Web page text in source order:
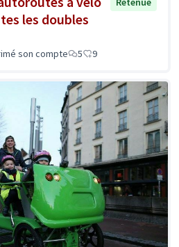
les doubles
son compte 5 9